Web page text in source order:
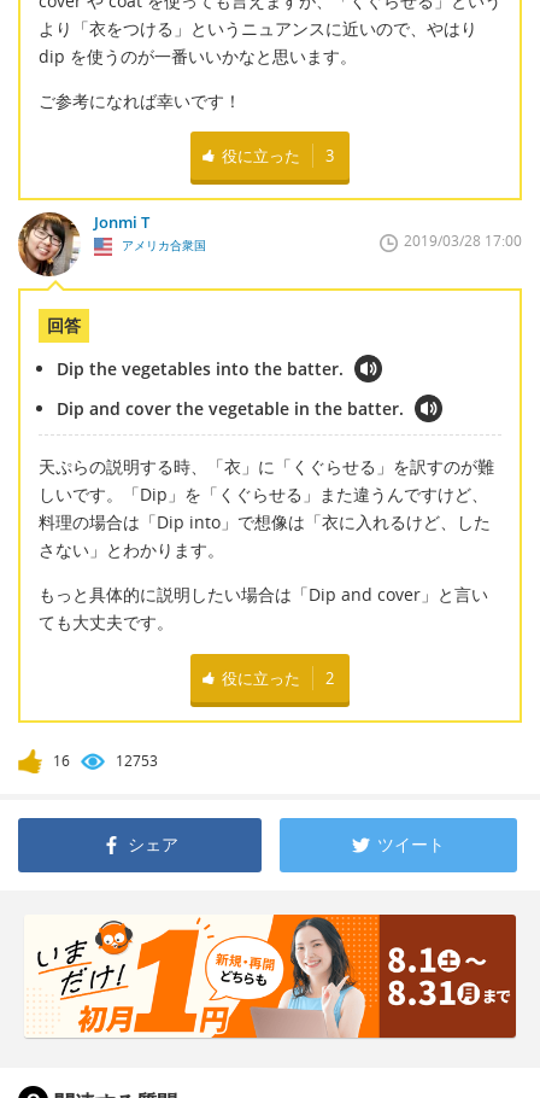
より「衣をつける」というニュアンスに近いので、やはり
dip を使うのが一番いいかなと思います。
ご参考になれば幸いです！
役に立った 3
Jonmi T
アメリカ合衆国 2019/03/28 17:00
回答
Dip the vegetables into the batter.
Dip and cover the vegetable in the batter.
天ぷらの説明する時、「衣」に「くぐらせる」を訳すのが難
しいです。「Dip」を「くぐらせる」また違うんですけど、
料理の場合は「Dip into」で想像は「衣に入れるけど、した
さない」とわかります。
もっと具体的に説明したい場合は「Dip and cover」と言い
ても大丈夫です。
役に立った 2
16 12753
シェア ツイート